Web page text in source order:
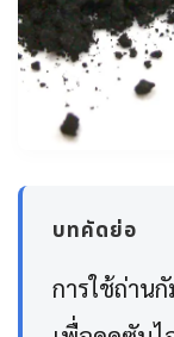
บทคัดย่อ
การใช้ถ่าน